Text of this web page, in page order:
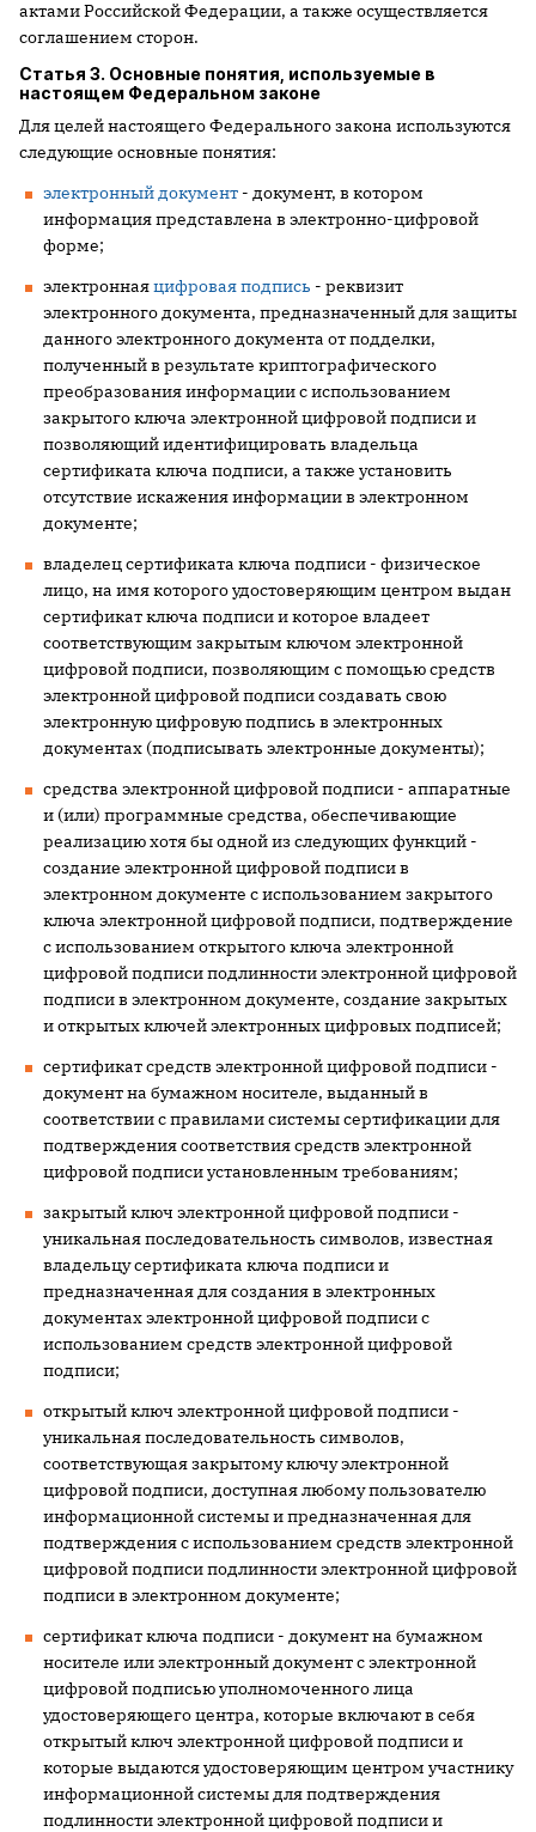
актами Российской Федерации, а также осуществляется
соглашением сторон.
Статья 3. Основные понятия, используемые в
настоящем Федеральном законе
Для целей настоящего Федерального закона используются
следующие основные понятия:
электронный документ - документ, в котором
информация представлена в электронно-цифровой
форме;
электроннаяцифровая подпись - реквизит
электронного документа, предназначенный для защиты
данного электронного документа от подделки,
полученный в результате криптографического
преобразования информации с использованием
закрытого ключа электронной цифровой подписи и
позволяющий идентифицировать владельца
сертификата ключа подписи, а также установить
отсутствие искажения информации в электронном
документе;
владелец сертификата ключа подписи - физическое
лицо, на имя которого удостоверяющим центром выдан
сертификат ключа подписи и которое владеет
соответствующим закрытым ключом электронной
цифровой подписи, позволяющим с помощью средств
электронной цифровой подписи создавать свою
электронную цифровую подпись в электронных
документах (подписывать электронные документы);
средства электронной цифровой подписи - аппаратные
и (или) программные средства, обеспечивающие
реализацию хотя бы одной из следующих функций -
создание электронной цифровой подписи в
электронном документе с использованием закрытого
ключа электронной цифровой подписи, подтверждение
с использованием открытого ключа электронной
цифровой подписи подлинности электронной цифровой
подписи в электронном документе, создание закрытых
и открытых ключей электронных цифровых подписей;
сертификат средств электронной цифровой подписи -
документ на бумажном носителе, выданный в
соответствии с правилами системы сертификации для
подтверждения соответствия средств электронной
цифровой подписи установленным требованиям;
закрытый ключ электронной цифровой подписи -
уникальная последовательность символов, известная
владельцу сертификата ключа подписи и
предназначенная для создания в электронных
документах электронной цифровой подписи с
использованием средств электронной цифровой
подписи;
открытый ключ электронной цифровой подписи -
уникальная последовательность символов,
соответствующая закрытому ключу электронной
цифровой подписи, доступная любому пользователю
информационной системы и предназначенная для
подтверждения с использованием средств электронной
цифровой подписи подлинности электронной цифровой
подписи в электронном документе;
сертификат ключа подписи - документ на бумажном
носителе или электронный документ с электронной
цифровой подписью уполномоченного лица
удостоверяющего центра, которые включают в себя
открытый ключ электронной цифровой подписи и
которые выдаются удостоверяющим центром участнику
информационной системы для подтверждения
подлинности электронной цифровой подписи и